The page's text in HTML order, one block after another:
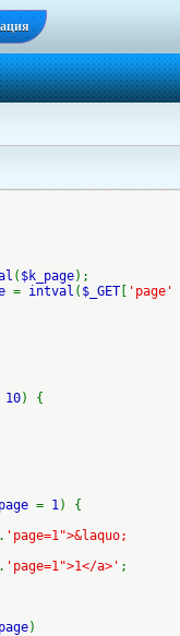
( $k_page);
= intval ( $_GET
'page'
10) {
= 1) {
. 'page=1">&laquo;
. 'page=1">1</a>' ;
)